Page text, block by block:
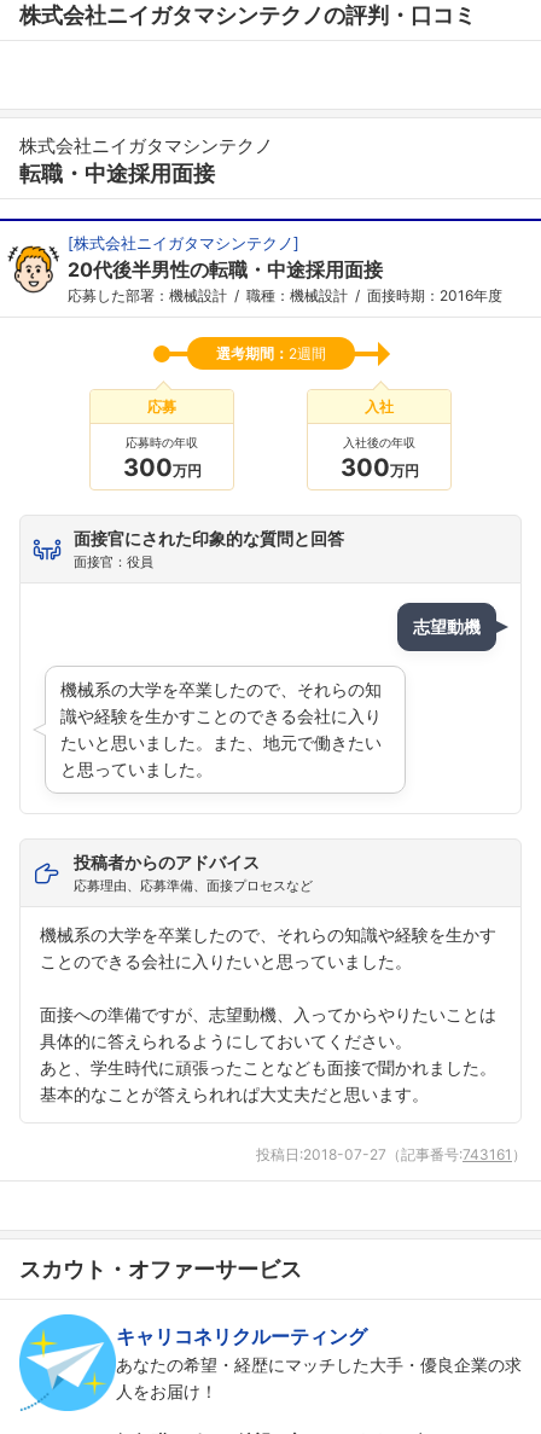
株式会社ニイガタマシンテクノの評判・口コミ
株式会社ニイガタマシンテクノ
転職・中途採用面接
[株式会社ニイガタマシンテクノ]
20代後半男性の転職・中途採用面接
応募した部署：機械設計 職種：機械設計 面接時期：2016年度
選考期間： 2週間
応募
応募時の年収
300万円
入社
入社後の年収
300万円
面接官にされた印象的な質問と回答
面接官：役員
志望動機
機械系の大学を卒業したので、それらの知
識や経験を生かすことのできる会社に入り
たいと思いました。また、地元で働きたい
と思っていました。
投稿者からのアドバイス
応募理由、応募準備、面接プロセスなど
機械系の大学を卒業したので、それらの知識や経験を生かす
ことのできる会社に入りたいと思っていました。
面接への準備ですが、志望動機、入ってからやりたいことは
具体的に答えられるようにしておいてください。
あと、学生時代に頑張ったことなども面接で聞かれました。
基本的なことが答えられれぱ大丈夫だと思います。
投稿日:2018-07-27 （記事番号:743161 ）
スカウト・オファーサービス
キャリコネリクルーティング
あなたの希望・経歴にマッチした大手・優良企業の求
人をお届け！